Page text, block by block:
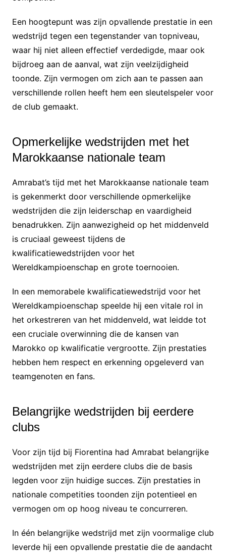
Een hoogtepunt was zijn opvallende prestatie in een
wedstrijd tegen een tegenstander van topniveau,
waar hij niet alleen effectief verdedigde, maar ook
bijdroeg aan de aanval, wat zijn veelzijdigheid
toonde. Zijn vermogen om zich aan te passen aan
verschillende rollen heeft hem een sleutelspeler voor
de club gemaakt.
Opmerkelijke wedstrijden met het
Marokkaanse nationale team
Amrabat’s tijd met het Marokkaanse nationale team
is gekenmerkt door verschillende opmerkelijke
wedstrijden die zijn leiderschap en vaardigheid
benadrukken. Zijn aanwezigheid op het middenveld
is cruciaal geweest tijdens de
kwalificatiewedstrijden voor het
Wereldkampioenschap en grote toernooien.
In een memorabele kwalificatiewedstrijd voor het
Wereldkampioenschap speelde hij een vitale rol in
het orkestreren van het middenveld, wat leidde tot
een cruciale overwinning die de kansen van
Marokko op kwalificatie vergrootte. Zijn prestaties
hebben hem respect en erkenning opgeleverd van
teamgenoten en fans.
Belangrijke wedstrijden bij eerdere
clubs
Voor zijn tijd bij Fiorentina had Amrabat belangrijke
wedstrijden met zijn eerdere clubs die de basis
legden voor zijn huidige succes. Zijn prestaties in
nationale competities toonden zijn potentieel en
vermogen om op hoog niveau te concurreren.
In één belangrijke wedstrijd met zijn voormalige club
leverde hij een opvallende prestatie die de aandacht